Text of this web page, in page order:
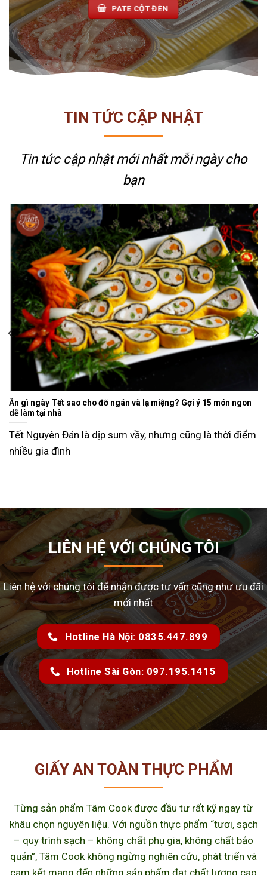
PATE CỘT ĐÈN
TIN TỨC CẬP NHẬT
Tin tức cập nhật mới nhấtmỗi ngày cho
bạn
Ăn gì ngày Tết sao cho đỡ ngán và lạ miệng? Gợi ý 15 món ngon
dễ làm tại nhà
Tết Nguyên Đán là dịp sum vầy, nhưng cũng là thời điểm
nhiều gia đình
LIÊN HỆ VỚI CHÚNG TÔI
Liên hệ với chúng tôi để nhận được tư vấn cũng như ưu đãi
mới nhất
Hotline Hà Nội: 0835.447.899
Hotline Sài Gòn: 097.195.1415
GIẤY AN TOÀN THỰC PHẨM
Từng sản phẩm Tâm Cook được đầu tư rất kỹ ngay từ
khâu chọn nguyên liệu. Với nguồn thực phẩm “tươi, sạch
– quy trình sạch – không chất phụ gia, không chất bảo
quản”, Tâm Cook không ngừng nghiên cứu, phát triển và
cam kết mang đến những sản phẩm đạt chất lượng cao